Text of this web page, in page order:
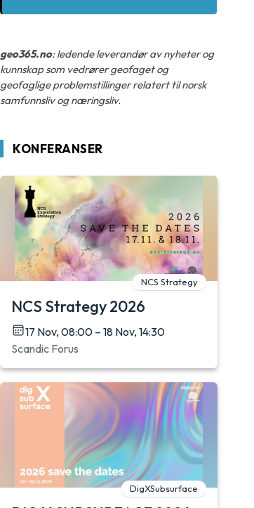
geo365.no: ledende leverandør av nyheter og
kunnskap som vedrører geofaget og
geofaglige problemstillinger relatert til norsk
samfunnsliv og næringsliv.
KONFERANSER
NCS Strategy
NCS Strategy 2026
17 Nov, 08:00 – 18 Nov, 14:30
Scandic Forus
DigXSubsurface